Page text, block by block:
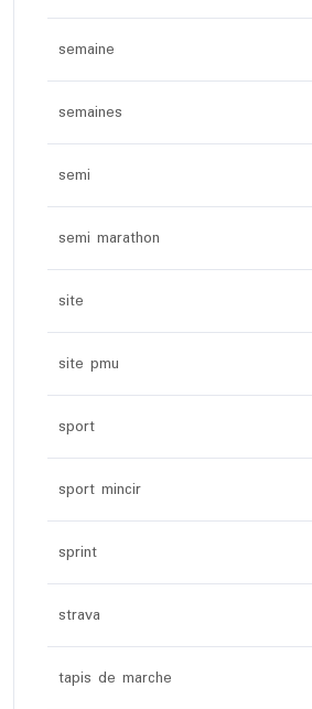
semaine
semaines
semi
semi marathon
site
site pmu
sport
sport mincir
sprint
strava
tapis de marche